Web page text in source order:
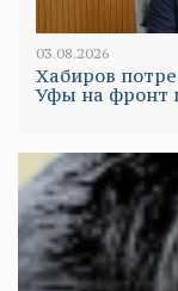
03.08.2026
Хабиров
Уфы на фронт